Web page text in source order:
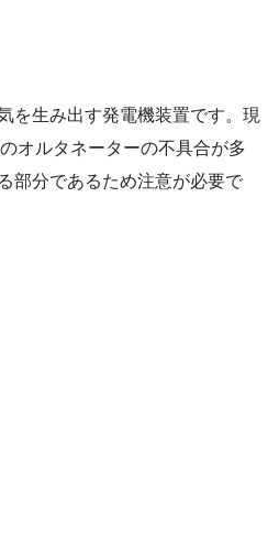
を生み出す発電機装置です。現
オルタネーターの不具合が多
部分であるため注意が必要で